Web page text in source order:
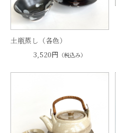
土瓶蒸し（各色）
3,520円 （税込み）